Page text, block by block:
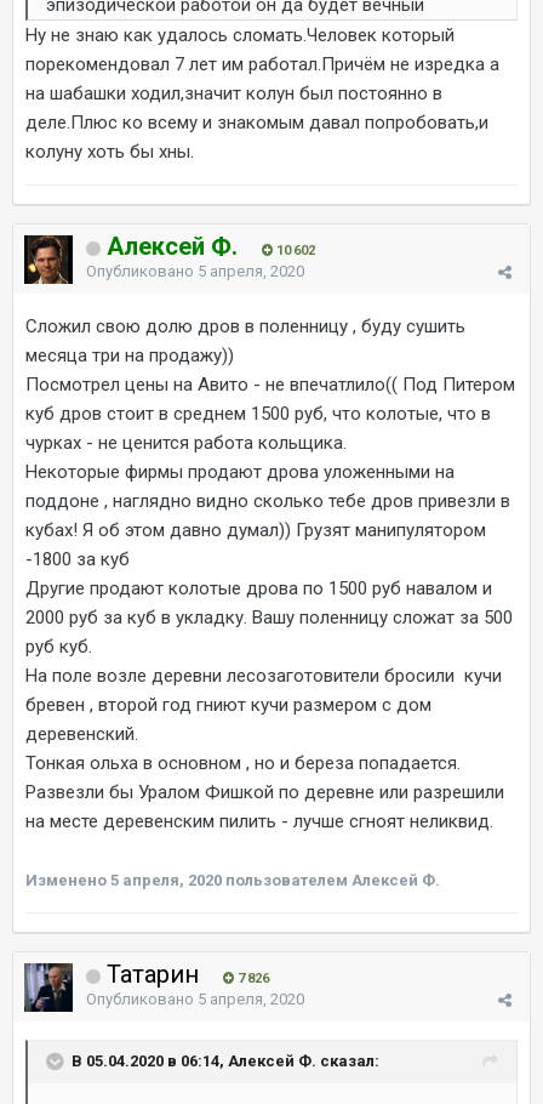
эпизодической работой он да будет вечный
Ну не знаю как удалось сломать.Человек который
порекомендовал 7 лет им работал.Причём не изредка а
на шабашки ходил,значит колун был постоянно в
деле.Плюс ко всему и знакомым давал попробовать,и
колуну хоть бы хны.
Алексей Ф. 10 602
Опубликовано 5 апреля, 2020
Сложил свою долю дров в поленницу , буду сушить
месяца три на продажу))
Посмотрел цены на Авито - не впечатлило(( Под Питером
куб дров стоит в среднем 1500 руб, что колотые, что в
чурках - не ценится работа кольщика.
Некоторые фирмы продают дрова уложенными на
поддоне , наглядно видно сколько тебе дров привезли в
кубах! Я об этом давно думал)) Грузят манипулятором
-1800 за куб
Другие продают колотые дрова по 1500 руб навалом и
2000 руб за куб в укладку. Вашу поленницу сложат за 500
руб куб.
На поле возле деревни лесозаготовители бросили кучи
бревен , второй год гниют кучи размером с дом
деревенский.
Тонкая ольха в основном , но и береза попадается.
Развезли бы Уралом Фишкой по деревне или разрешили
на месте деревенским пилить - лучше сгноят неликвид.
Изменено 5 апреля, 2020 пользователем Алексей Ф.
Татарин 7 826
Опубликовано 5 апреля, 2020
В 05.04.2020 в 06:14, Алексей Ф. сказал: